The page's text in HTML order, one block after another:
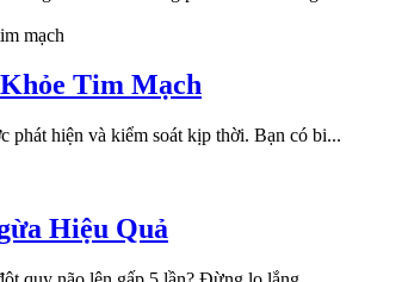
mạch
Tim Mạch
phát hiện và kiểm soát kịp thời. Bạn có bi...
Hiệu Quả